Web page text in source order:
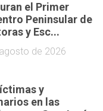
el Primer
Peninsular de
y Esc...
de 2026
y
en las